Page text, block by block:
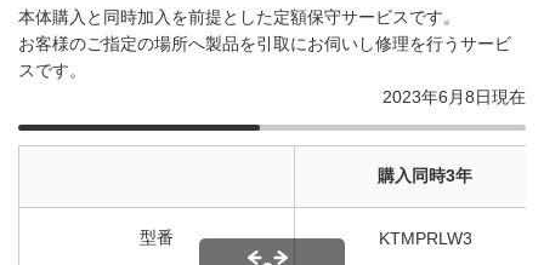
本体購入と同時加入を前提とした定額保守サービスです。
お客様のご指定の場所へ製品を引取にお伺いし修理を行うサービ
スです。
2023年6月8日現在
購入同時3年
型番 KTMPRLW3